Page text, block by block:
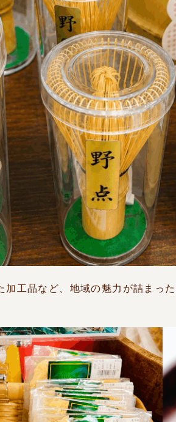
加工品など、地域の魅力が詰まっ